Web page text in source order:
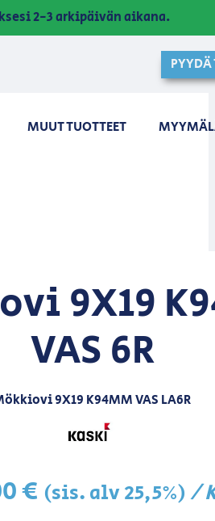
2-3 arkipäivän aikana.
PYYDÄ
MUUT TUOTTEET
9X19
VAS 6R
9X19 K94MM VAS LA6R
€ (sis. alv 25,5%)/